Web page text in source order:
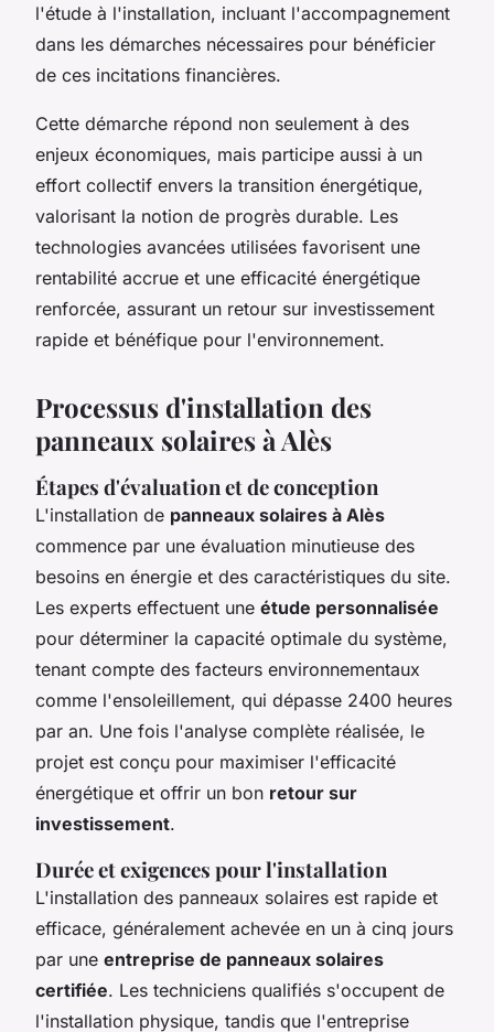
l'étude à l'installation, incluant l'accompagnement
dans les démarches nécessaires pour bénéficier
de ces incitations financières.
Cette démarche répond non seulement à des
enjeux économiques, mais participe aussi à un
effort collectif envers la transition énergétique,
valorisant la notion de progrès durable. Les
technologies avancées utilisées favorisent une
rentabilité accrue et une efficacité énergétique
renforcée, assurant un retour sur investissement
rapide et bénéfique pour l'environnement.
Processus d'installation des
panneaux solaires à Alès
Étapes d'évaluation et de conception
L'installation de panneaux solaires à Alès
commence par une évaluation minutieuse des
besoins en énergie et des caractéristiques du site.
Les experts effectuent une étude personnalisée
pour déterminer la capacité optimale du système,
tenant compte des facteurs environnementaux
comme l'ensoleillement, qui dépasse 2400 heures
par an. Une fois l'analyse complète réalisée, le
projet est conçu pour maximiser l'efficacité
énergétique et offrir un bon retour sur
investissement.
Durée et exigences pour l'installation
L'installation des panneaux solaires est rapide et
efficace, généralement achevée en un à cinq jours
par une entreprise de panneaux solaires
certifiée. Les techniciens qualifiés s'occupent de
l'installation physique, tandis que l'entreprise